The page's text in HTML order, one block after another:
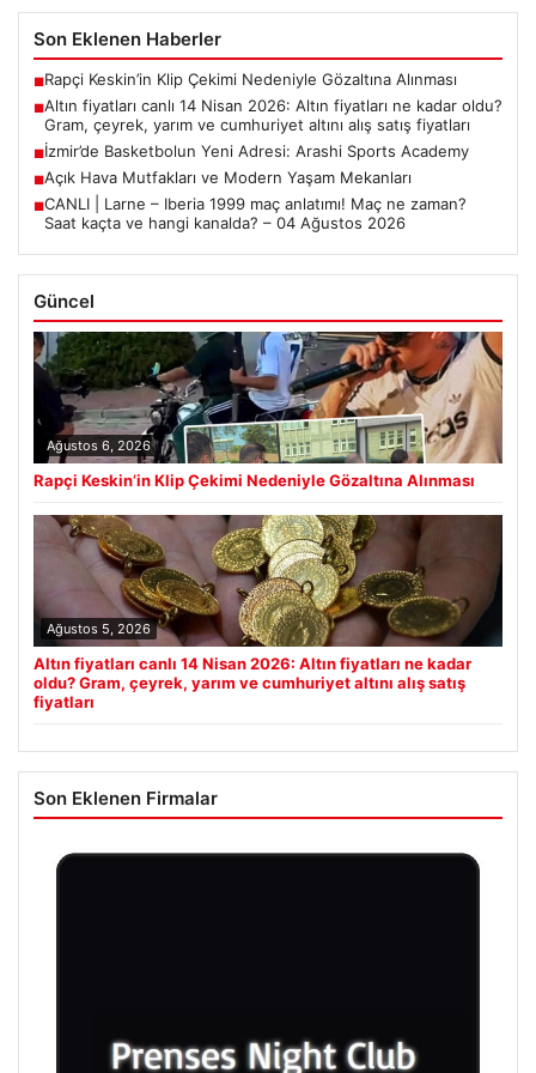
Son Eklenen Haberler
■Rapçi Keskin’in Klip Çekimi Nedeniyle Gözaltına Alınması
■Altın fiyatları canlı 14 Nisan 2026: Altın fiyatları ne kadar oldu?
Gram, çeyrek, yarım ve cumhuriyet altını alış satış fiyatları
■İzmir’de Basketbolun Yeni Adresi: Arashi Sports Academy
■Açık Hava Mutfakları ve Modern Yaşam Mekanları
■CANLI | Larne – Iberia 1999 maç anlatımı! Maç ne zaman?
Saat kaçta ve hangi kanalda? – 04 Ağustos 2026
Güncel
Ağustos 6, 2026
Rapçi Keskin’in Klip Çekimi Nedeniyle Gözaltına Alınması
Ağustos 5, 2026
Altın fiyatları canlı 14 Nisan 2026: Altın fiyatları ne kadar
oldu? Gram, çeyrek, yarım ve cumhuriyet altını alış satış
fiyatları
Son Eklenen Firmalar